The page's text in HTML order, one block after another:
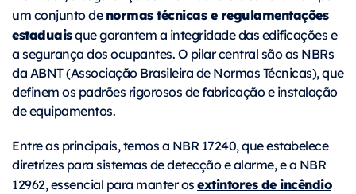
um conjunto denormas técnicas e regulamentações
estaduaisque garantem a integridade das edificações e
a segurança dos ocupantes. O pilar central são as NBRs
da ABNT (Associação Brasileira de Normas Técnicas), que
definem os padrões rigorosos de fabricação e instalação
de equipamentos.
Entre as principais, temos a NBR 17240, que estabelece
diretrizes para sistemas de detecção e alarme, e a NBR
12962, essencial para manter osextintores de incêndio